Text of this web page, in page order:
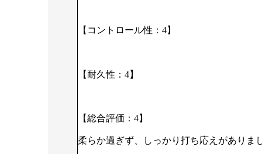
【コントロール性：4】
【耐久性：4】
【総合評価：4】
柔らか過ぎず、しっかり打ち応えがありま